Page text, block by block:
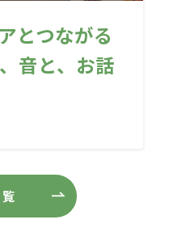
とつながる
音と、お話